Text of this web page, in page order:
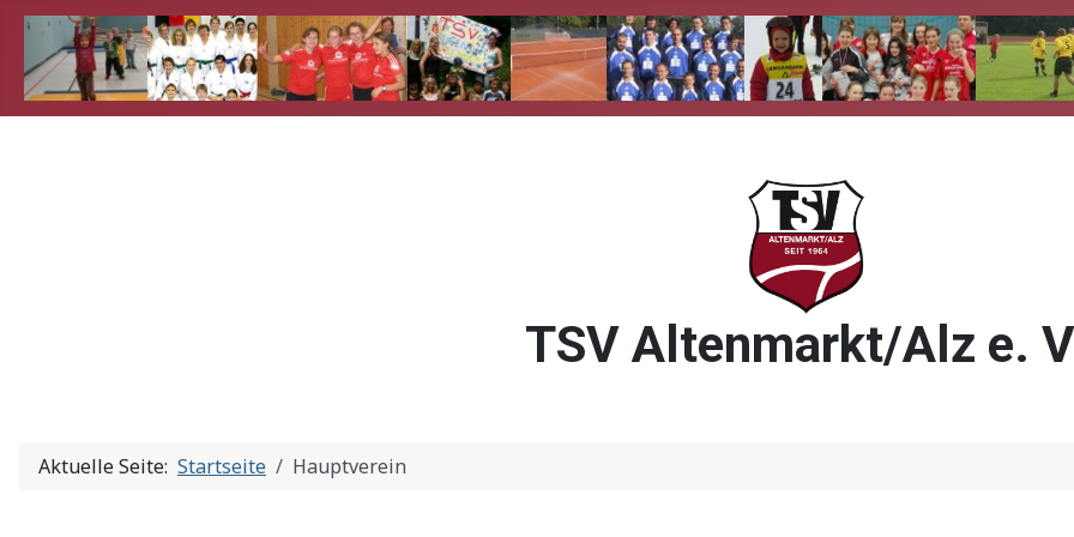
TSV Altenmarkt/Alz e.
Aktuelle Seite: Startseite Hauptverein